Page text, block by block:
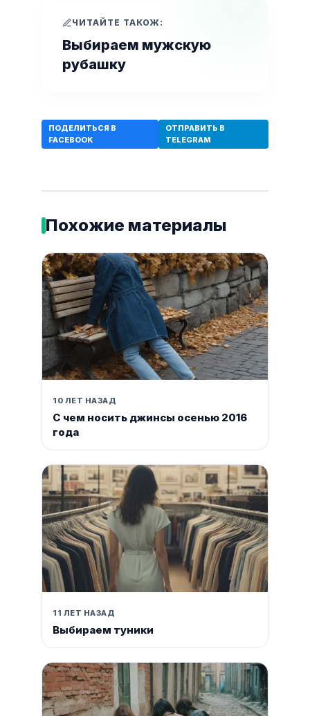
ЧИТАЙТЕ ТАКОЖ:
Выбираем мужскую
рубашку
ПОДЕЛИТЬСЯ В
FACEBOOK
ОТПРАВИТЬ В
TELEGRAM
Похожие материалы
10 ЛЕТ НАЗАД
С чем носить джинсы осенью 2016
года
11 ЛЕТ НАЗАД
Выбираем туники